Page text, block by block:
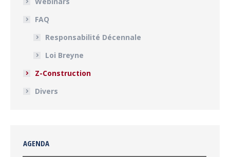
FAQ
Responsabilité Décennale
Loi Breyne
Z-Construction
Divers
AGENDA